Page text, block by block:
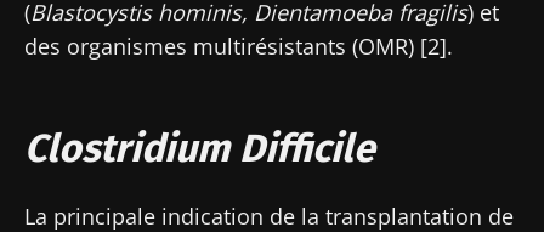
(Blastocystis hominis, Dientamoeba fragilis) et
des organismes multirésistants (OMR) [2].
Clostridium Difficile
La principale indication de la transplantation de